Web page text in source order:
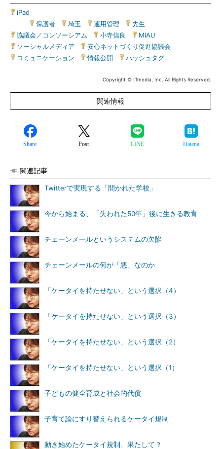
iPad
保護者 埼玉 運用管理 先生
協議会／コンソーシアム
小寺信良 MIAU
ソーシャルメディア
安心ネットづくり促進協議会
コミュニケーション
情報公開 ハッシュタグ
Copyright © ITmedia, Inc. All Rights Reserved.
関連情報
Share Post LINE Hatena
関連記事
Twitterで実現する「開かれた学校」
今から始まる、「失われた50年」後に生きる教育
チェーンメールというシステムの欠陥
チェーンメールの何が「悪」なのか
「ケータイを持たせない」という選択（4）
「ケータイを持たせない」という選択（3）
「ケータイを持たせない」という選択（2）
「ケータイを持たせない」という選択（1）
子どもの健全育成と社会的代償
子育て論にすり替えられるケータイ規制
動き始めたケータイ規制、果たして？